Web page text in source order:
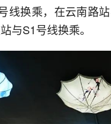
线换乘，在云南路
与S1号线换乘。